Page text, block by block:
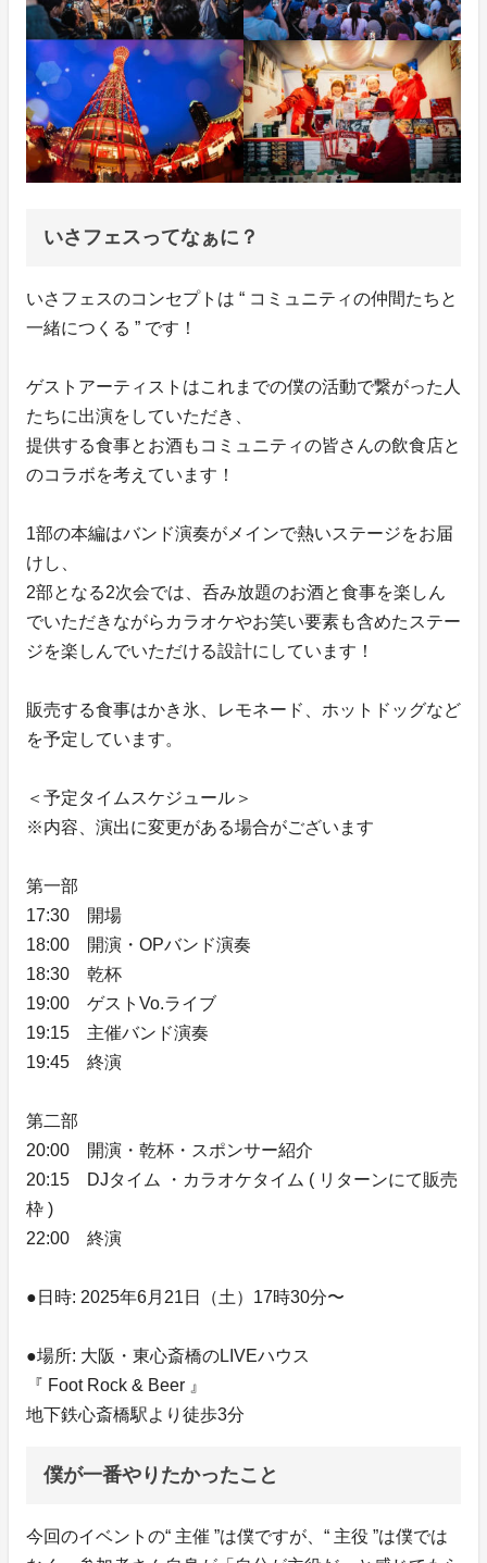
いさフェスってなぁに？
いさフェスのコンセプトは “ コミュニティの仲間たちと
一緒につくる ” です！
ゲストアーティストはこれまでの僕の活動で繋がった人
たちに出演をしていただき、
提供する食事とお酒もコミュニティの皆さんの飲食店と
のコラボを考えています！
1部の本編はバンド演奏がメインで熱いステージをお届
けし、
2部となる2次会では、呑み放題のお酒と食事を楽しん
でいただきながらカラオケやお笑い要素も含めたステー
ジを楽しんでいただける設計にしています！
販売する食事はかき氷、レモネード、ホットドッグなど
を予定しています。
＜予定タイムスケジュール＞
※内容、演出に変更がある場合がございます
第一部
17:30 開場
18:00 開演・OPバンド演奏
18:30 乾杯
19:00 ゲストVo.ライブ
19:15 主催バンド演奏
19:45 終演
第二部
20:00 開演・乾杯・スポンサー紹介
20:15 DJタイム ・カラオケタイム ( リターンにて販売
枠 )
22:00 終演
●日時: 2025年6月21日（土）17時30分〜
●場所: 大阪・東心斎橋のLIVEハウス
『 Foot Rock & Beer 』
地下鉄心斎橋駅より徒歩3分
僕が一番やりたかったこと
今回のイベントの“ 主催 ”は僕ですが、“ 主役 ”は僕では